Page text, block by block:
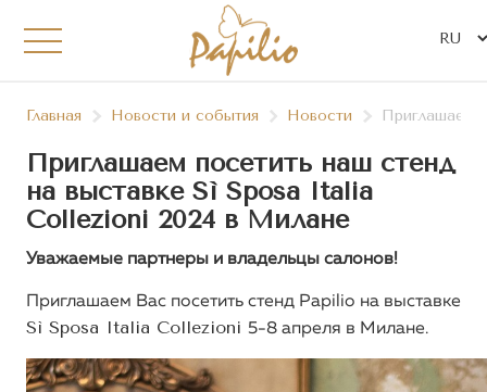
Главная Новости и события Новости Приглашаем
Приглашаем посетить наш стенд
на выставке Sì Sposa Italia
Collezioni 2024 в Милане
Уважаемые партнеры и владельцы салонов!
Приглашаем Вас посетить стенд Papilio на выставке
Sì Sposa Italia Collezioni 5-8 апреля в Милане.